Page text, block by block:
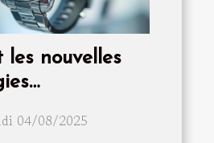
les nouvelles
en outils de
04/08/2025